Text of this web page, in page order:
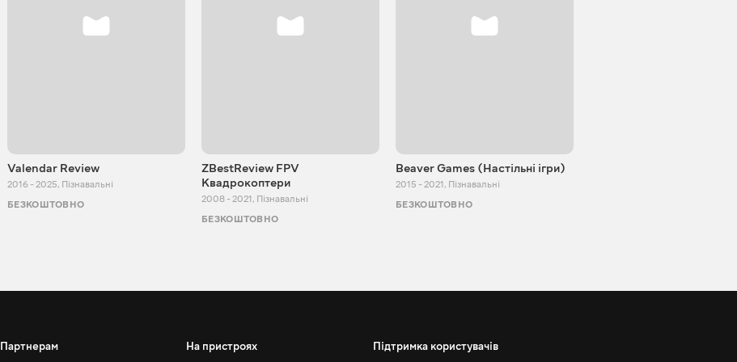
Valendar Review
2016 - 2025, Пізнавальні
БЕЗКОШТОВНО
ZBestReview FPV
Квадрокоптери
2008 - 2021, Пізнавальні
БЕЗКОШТОВНО
Beaver Games (Настільні ігри)
2015 - 2021, Пізнавальні
БЕЗКОШТОВНО
Партнерам На пристроях Підтримка користувачів